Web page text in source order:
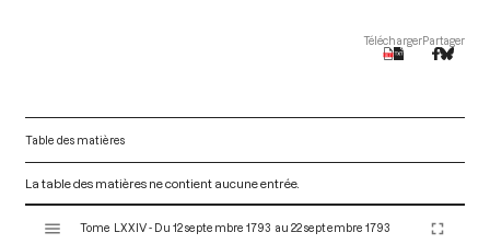
TéléchargerPartager
Table des matières
La table des matières ne contient aucune entrée.
Tome LXXIV - Du 12 septembre 1793 au 22 septembre 1793